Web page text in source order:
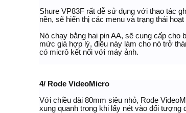
Shure VP83F rất dễ sử dụng với thao tác
nền, sẽ hiển thị các menu và trạng thái hoạt
Nó chạy bằng hai pin AA, sẽ cung cấp
mức giá hợp lý, điều này làm cho nó trở
có micrô kết nối với máy ảnh.
4/ Rode VideoMicro
Với chiều dài 80mm siêu nhỏ, Rode
xung quanh trong khi lấy nét vào đối